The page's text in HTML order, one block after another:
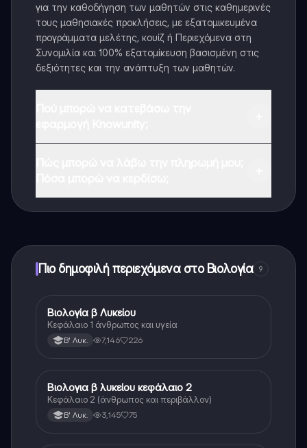
για την καθοδήγηση των μαθητών στις καθημερινές
τους μαθησιακές προκλήσεις, με εξατομικευμένα
προγράμματα μελέτης, κουίζ ή Περιεχόμενα στη
Συνομιλία και 100% εξατομίκευση βασισμένη στις
δεξιότητες και την ανάπτυξη των μαθητών.
Πιο δημοφιλή περιεχόμενα στο Βιολογία 9
Βιολογία
Βιολογία β Λυκείου
Κεφάλαιο 1 άνθρωπος και υγεία
Β' Λυκ. 7,146 226
Βιολογία
Βιολογια β λυκείου κεφάλαιο 2
Κεφάλαιο 2 (άνθρωπος και περιβάλλον)
Β' Λυκ. 3,145 75